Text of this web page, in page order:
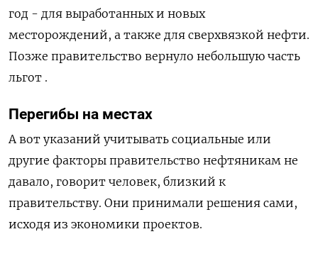
год - для выработанных и новых
месторождений, а также для сверхвязкой нефти.
Позже правительство вернуло небольшую часть
льгот .
Перегибы на местах
А вот указаний учитывать социальные или
другие факторы правительство нефтяникам не
давало, говорит человек, близкий к
правительству. Они принимали решения сами,
исходя из экономики проектов.